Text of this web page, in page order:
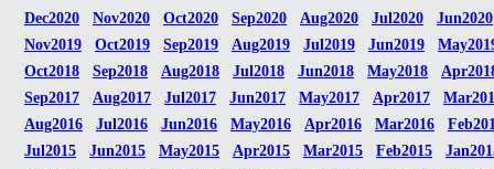
Dec2020 Nov2020 Oct2020 Sep2020 Aug2020 Jul2020
Jun2020
Nov2019
Oct2019 Sep2019 Aug2019 Jul2019 Jun2019
Oct2018
Sep2018 Aug2018 Jul2018 Jun2018 May2018
Sep2017
Aug2017 Jul2017 Jun2017 May2017 Apr2017
Aug2016
Jul2016 Jun2016 May2016 Apr2016 Mar2016
Jul2015
Jun2015 May2015 Apr2015 Mar2015 Feb2015